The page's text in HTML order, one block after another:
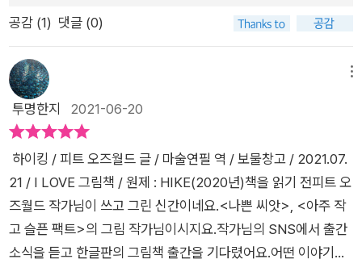
준비 해 온 작은 나무도 심으며 정상에 오른다. 기념사진 찰칵. 평
위대함, 사랑과 관심, 믿음과 안정, 따뜻함과 경이로움을 느껴진
다. ​가족 앨범에 또 하나 늘어난 그 아름다운 추억. 모든 아이들이
자신을 믿고 항상 함께 해 주는 든든한 조력자와 이런 추억들을
많이 많이 쌓아가며 자랐으면 좋겠다. ​​* 출판사로부터 도서를 지
원받고 감동적으로 읽은 후 작성한 지극히 주관적인 서평입니다.
*​#하이킹 #피트오즈월드 #마술연필 #보물창고 #ILOVE그림책
#보물창고신간 #보물창고지원도서 #제18기푸른책들신간평가
단 #자연 #사랑 #아름다운책 #그림책추천
공감 (1) 댓글 (0)
투명한지 2021-06-20
하이킹 / 피트 오즈월드 글 / 마술연필 역 / 보물창고 / 2021.07.
21 / I LOVE 그림책 / 원제 : HIKE(2020년)책을 읽기 전피트 오
즈월드 작가님이 쓰고 그린 신간이네요.<나쁜 씨앗>, <아주 작
고 슬픈 팩트>의 그림 작가님이시지요.작가님의 SNS에서 출간
소식을 듣고 한글판의 그림책 출간을 기다렸어요.어떤 이야기일